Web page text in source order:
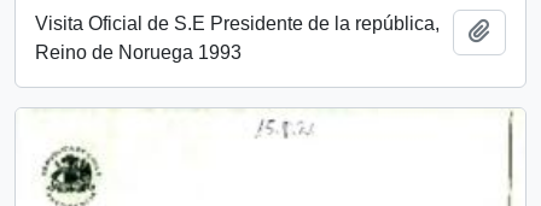
Visita Oficial de S.E Presidente de la república,
Reino de Noruega 1993